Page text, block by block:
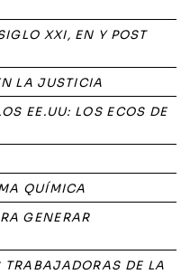
XXI, EN Y POST
LA JUSTICIA
EE.UU: LOS ECOS DE
QUÍMICA
GENERAR
TRABAJADORAS DE LA